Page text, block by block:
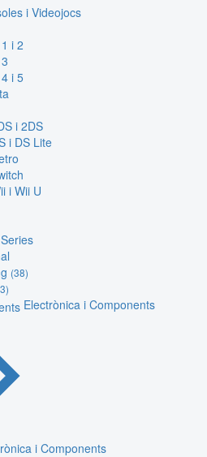
i Videojocs
i 2
i 5
i 2DS
i DS Lite
i Wii U
(38)
Electrònica i Components
i Components